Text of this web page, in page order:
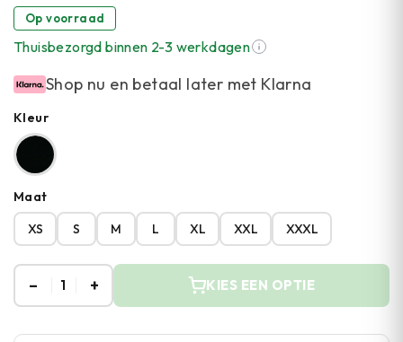
Op voorraad
Thuisbezorgd binnen 2-3 werkdagen
Shop nu en betaal later met Klarna
Kleur
Maat
XS
S M L XL XXL XXXL
– 1 + KIES EEN OPTIE